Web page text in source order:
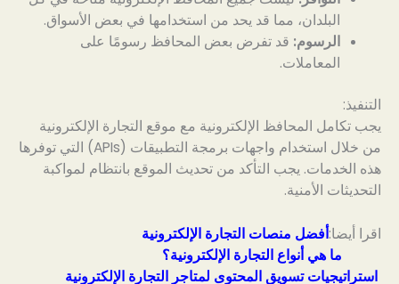
البلدان، مما قد يحد من استخدامها في بعض الأسواق.
الرسوم: قد تفرض بعض المحافظ رسومًا على
المعاملات.
التنفيذ:
يجب تكامل المحافظ الإلكترونية مع موقع التجارة الإلكترونية
من خلال استخدام واجهات برمجة التطبيقات (APIs) التي توفرها
هذه الخدمات. يجب التأكد من تحديث الموقع بانتظام لمواكبة
التحديثات الأمنية.
اقرا أيضا:أفضل منصات التجارة الإلكترونية
ما هي أنواع التجارة الإلكترونية؟
استراتيجيات تسويق المحتوى لمتاجر التجارة الإلكترونية